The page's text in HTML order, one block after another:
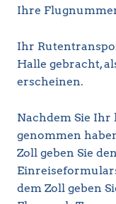
Ihre
Ihr
Halle gebracht,
erscheinen.
Nachdem Sie Ihr
genommen
Zoll geben Sie
dem Zoll geben